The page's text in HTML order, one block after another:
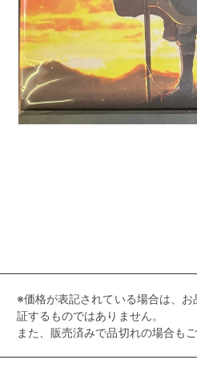
※価格が表記されている場合は、
証するものではありません。
また、販売済みで品切れの場合もご